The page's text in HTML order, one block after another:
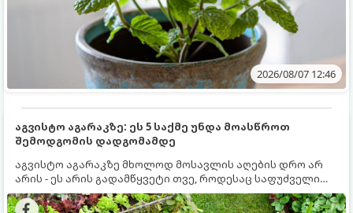
2026/08/07 12:46
აგვისტო აგარაკზე: ეს 5 საქმე უნდა მოასწროთ
შემოდგომის დადგომამდე
აგვისტო აგარაკზე მხოლოდ მოსავლის აღების დრო არ
არის - ეს არის გადამწყვეტი თვე, როდესაც საფუძველი
ეყრება მომავალი წლის მოსავალს და ბაღი მზადდება
შემოდგომა-ზამთრის სეზონისთვის. იმისათვის, რომ